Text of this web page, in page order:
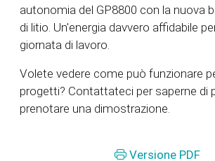
autonomia del GP8800 con la nuova
di litio. Un'energia davvero affidabile
giornata di lavoro.
Volete vedere come può funzionare
progetti? Contattateci per saperne di
prenotare una dimostrazione.
Versione PDF